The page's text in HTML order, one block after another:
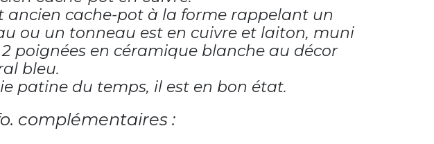
ancien cache-pot à la forme rappelant un
ou un tonneau est en cuivre et laiton, muni
poignées en céramique blanche au décor
bleu.
patine du temps, il est en bon état.
complémentaires :